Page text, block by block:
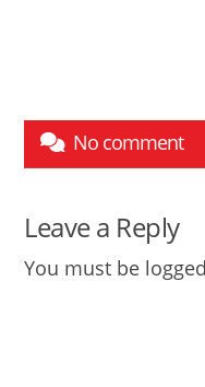
No comment
Leave a Reply
You must be